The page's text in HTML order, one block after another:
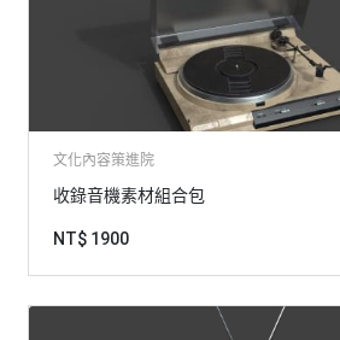
文化內容策進院
收錄音機素材組合包
NT$ 1900